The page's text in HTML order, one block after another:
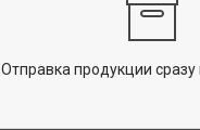
Отправка продукции